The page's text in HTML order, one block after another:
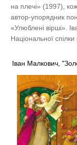
на плечі» (1997),
автор-упорядник
«Улюблені вірші».
Національної
Іван Малкович,